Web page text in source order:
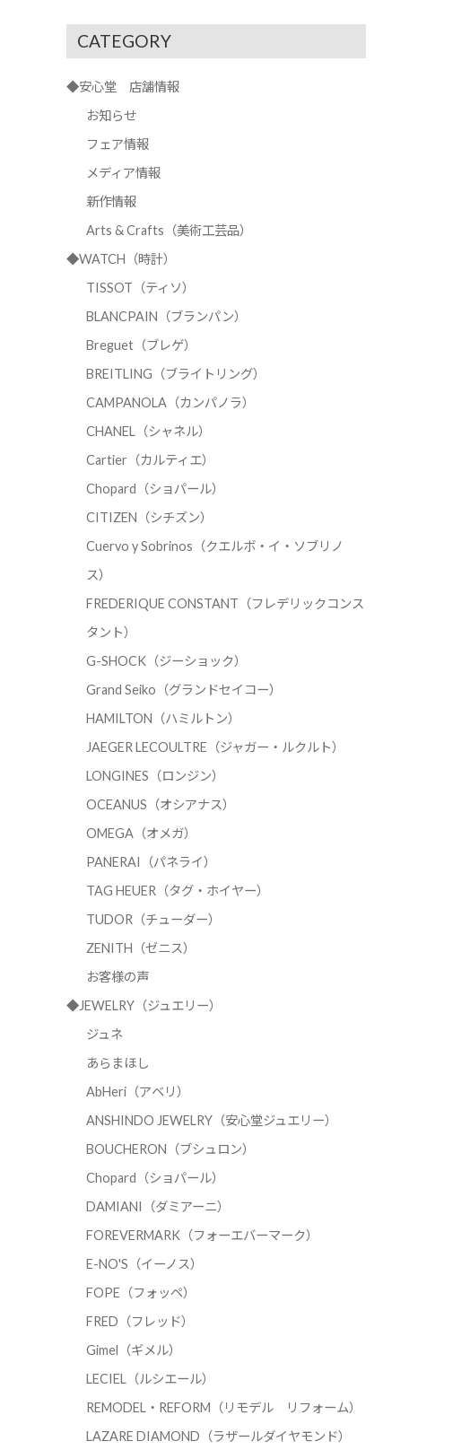
CATEGORY
◆安心堂 店舗情報
お知らせ
フェア情報
メディア情報
新作情報
Arts & Crafts（美術工芸品）
◆WATCH（時計）
TISSOT（ティソ）
BLANCPAIN（ブランパン）
Breguet（ブレゲ）
BREITLING（ブライトリング）
CAMPANOLA（カンパノラ）
CHANEL（シャネル）
Cartier（カルティエ）
Chopard（ショパール）
CITIZEN（シチズン）
Cuervo y Sobrinos（クエルボ・イ・ソブリノ
ス）
FREDERIQUE CONSTANT（フレデリックコンス
タント）
G-SHOCK（ジーショック）
Grand Seiko（グランドセイコー）
HAMILTON（ハミルトン）
JAEGER LECOULTRE（ジャガー・ルクルト）
LONGINES（ロンジン）
OCEANUS（オシアナス）
OMEGA（オメガ）
PANERAI（パネライ）
TAG HEUER（タグ・ホイヤー）
TUDOR（チューダー）
ZENITH（ゼニス）
お客様の声
◆JEWELRY（ジュエリー）
ジュネ
あらまほし
AbHeri（アベリ）
ANSHINDO JEWELRY（安心堂ジュエリー）
BOUCHERON（ブシュロン）
Chopard（ショパール）
DAMIANI（ダミアーニ）
FOREVERMARK（フォーエバーマーク）
E-NO'S（イーノス）
FOPE（フォッペ）
FRED（フレッド）
Gimel（ギメル）
LECIEL（ルシエール）
REMODEL・REFORM（リモデル リフォーム）
LAZARE DIAMOND（ラザールダイヤモンド）